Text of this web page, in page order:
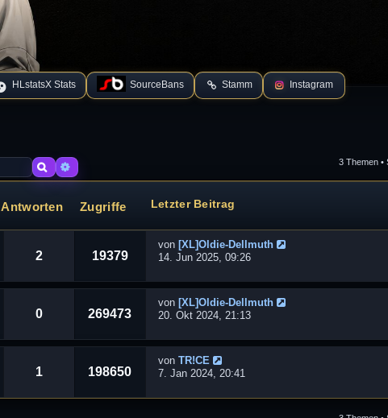
HLstatsX Stats SourceBans Stamm Instagram
SucheErweiterte Suche 3 Themen •
Antworten Zugriffe Letzter Beitrag
2 19379
von [XL]Oldie-Dellmuth
14. Jun 2025, 09:26
0 269473
von [XL]Oldie-Dellmuth
20. Okt 2024, 21:13
1 198650
von TR!CE
7. Jan 2024, 20:41